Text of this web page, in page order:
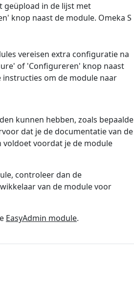
geüpload in de lijst met
knop naast de module. Omeka S
vereisen extra configuratie na
of 'Configureren' knop naast
instructies om de module naar
kunnen hebben, zoals bepaalde
dat je de documentatie van de
voldoet voordat je de module
controleer dan de
van de module voor
EasyAdmin module.